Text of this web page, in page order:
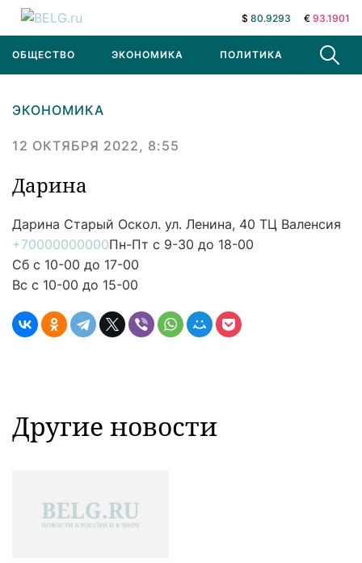
$ 80.9293 € 93.1901
ОБЩЕСТВО ЭКОНОМИКА ПОЛИТИКА В МИРЕ
ЭКОНОМИКА
12 ОКТЯБРЯ 2022, 8:55
Дарина
Дарина Старый Оскол. ул. Ленина, 40 ТЦ Валенсия
+70000000000Пн-Пт с 9-30 до 18-00
Сб с 10-00 до 17-00
Вс с 10-00 до 15-00
Другие новости